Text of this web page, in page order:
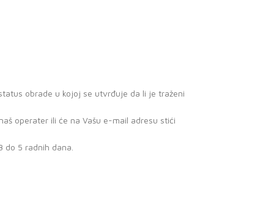
obrade u kojoj se utvrđuje da li je traženi
operater ili će na Vašu e-mail adresu stići
5 radnih dana.